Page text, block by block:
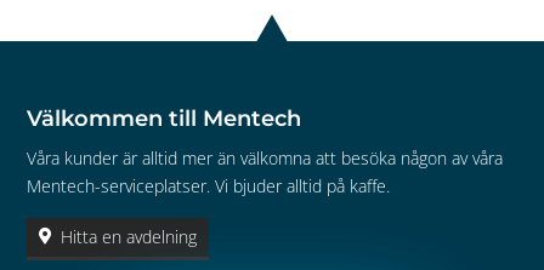
Välkommen till Mentech
Våra kunder är alltid mer än välkomna att besöka någon av våra
Mentech-serviceplatser. Vi bjuder alltid på kaffe.
Hitta en avdelning